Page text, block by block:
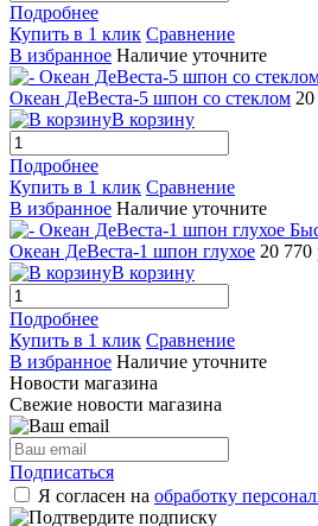
Подробнее
Купить в 1 клик Сравнение
В избранное Наличие уточните
Океан ДеВеста-5 шпон со стеклом
В корзину
Подробнее
Купить в 1 клик Сравнение
В избранное Наличие уточните
Океан ДеВеста-1 шпон глухое 20 770
В корзину
Подробнее
Купить в 1 клик Сравнение
В избранное Наличие уточните
Новости магазина
Свежие новости магазина
Подписаться
Я согласен на обработку